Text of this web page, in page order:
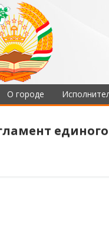
О городе